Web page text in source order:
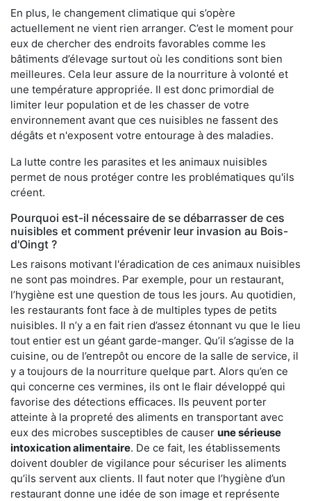
En plus, le changement climatique qui s’opère
actuellement ne vient rien arranger. C’est le moment pour
eux de chercher des endroits favorables comme les
bâtiments d’élevage surtout où les conditions sont bien
meilleures. Cela leur assure de la nourriture à volonté et
une température appropriée. Il est donc primordial de
limiter leur population et de les chasser de votre
environnement avant que ces nuisibles ne fassent des
dégâts et n'exposent votre entourage à des maladies.
La lutte contre les parasites et les animaux nuisibles
permet de nous protéger contre les problématiques qu'ils
créent.
Pourquoi est-il nécessaire de se débarrasser de ces
nuisibles et comment prévenir leur invasion au Bois-
d'Oingt ?
Les raisons motivant l'éradication de ces animaux nuisibles
ne sont pas moindres. Par exemple, pour un restaurant,
l’hygiène est une question de tous les jours. Au quotidien,
les restaurants font face à de multiples types de petits
nuisibles. Il n’y a en fait rien d’assez étonnant vu que le lieu
tout entier est un géant garde-manger. Qu’il s’agisse de la
cuisine, ou de l’entrepôt ou encore de la salle de service, il
y a toujours de la nourriture quelque part. Alors qu’en ce
qui concerne ces vermines, ils ont le flair développé qui
favorise des détections efficaces. Ils peuvent porter
atteinte à la propreté des aliments en transportant avec
eux des microbes susceptibles de causer une sérieuse
intoxication alimentaire. De ce fait, les établissements
doivent doubler de vigilance pour sécuriser les aliments
qu’ils servent aux clients. Il faut noter que l’hygiène d’un
restaurant donne une idée de son image et représente